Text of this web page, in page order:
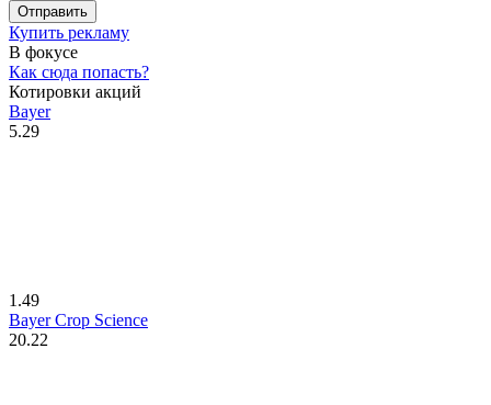
Отправить
Купить рекламу
В фокусе
Как сюда попасть?
Котировки акций
Bayer
5.29
1.49
Bayer Crop Science
20.22